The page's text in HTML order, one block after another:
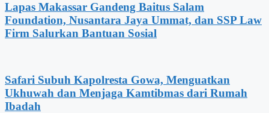
Lapas Makassar Gandeng Baitus Salam
Foundation, Nusantara Jaya Ummat, dan SSP Law
Firm Salurkan Bantuan Sosial
Safari Subuh Kapolresta Gowa, Menguatkan
Ukhuwah dan Menjaga Kamtibmas dari Rumah
Ibadah